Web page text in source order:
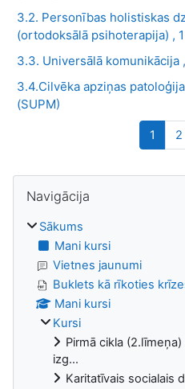
3.2. Personības holistiskas
(ortodoksālā psihoterapija) ,
3.3. Universālā komunikācija
3.4.Cilvēka apziņas
(SUPM)
1 Lapa 1
2
Bloki
Navigācija
Sākums
Mani kursi
Vietnes jaunumi
Buklets kā rīkoties
Mani kursi
Kursi
Pirmā cikla
izg...
Karitatīvais socialais